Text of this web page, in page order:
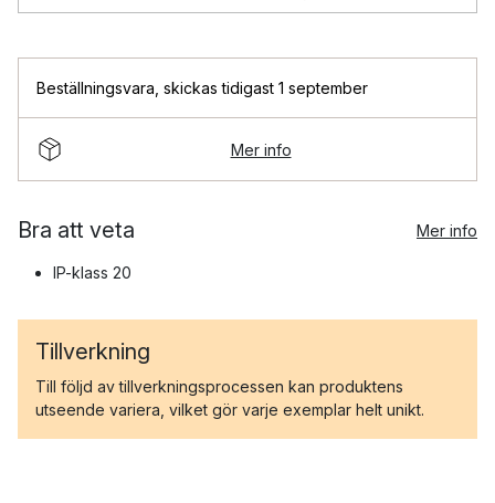
Beställningsvara skickas tidigast 1 september
Mer info
Bra att veta Mer info
IP-klass 20
Tillverkning
Till följd av tillverkningsprocessen kan produktens
utseende variera, vilket gör varje exemplar helt unikt.